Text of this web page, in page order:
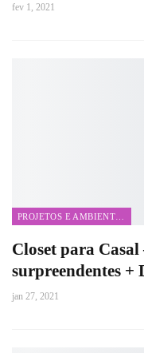
fev 1, 2021
Closet para
surpreendentes +
jan 27, 2021